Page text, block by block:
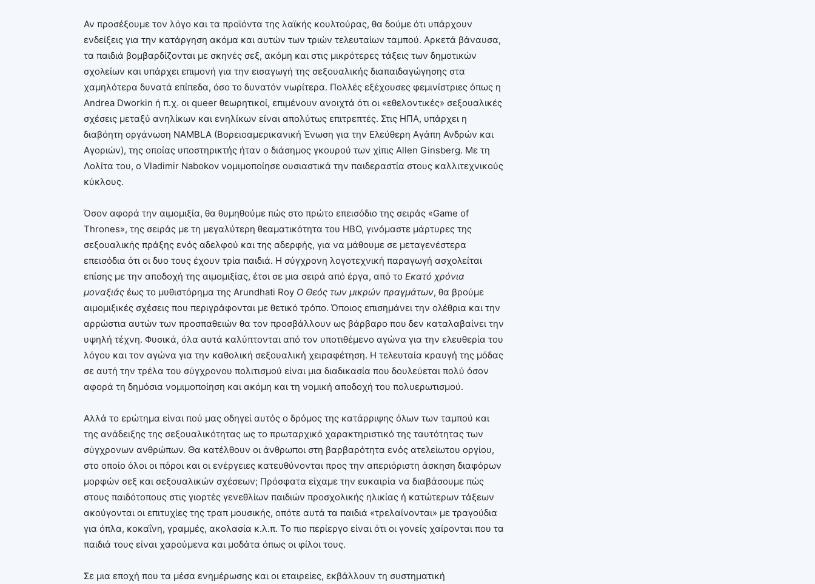
Αν προσέξουμε τον λόγο και τα προϊόντα της λαϊκής κουλτούρας, θα δούμε ότι υπάρχουν
ενδείξεις για την κατάργηση ακόμα και αυτών των τριών τελευταίων ταμπού. Αρκετά βάναυσα,
τα παιδιά βομβαρδίζονται με σκηνές σεξ, ακόμη και στις μικρότερες τάξεις των δημοτικών
σχολείων και υπάρχει επιμονή για την εισαγωγή της σεξουαλικής διαπαιδαγώγησης στα
χαμηλότερα δυνατά επίπεδα, όσο το δυνατόν νωρίτερα. Πολλές εξέχουσες φεμινίστριες όπως η
Andrea Dworkin ή π.χ. οι queer θεωρητικοί, επιμένουν ανοιχτά ότι οι «εθελοντικές» σεξουαλικές
σχέσεις μεταξύ ανηλίκων και ενηλίκων είναι απολύτως επιτρεπτές. Στις ΗΠΑ, υπάρχει η
διαβόητη οργάνωση NAMBLA (Βορειοαμερικανική Ένωση για την Ελεύθερη Αγάπη Ανδρών και
Αγοριών), της οποίας υποστηρικτής ήταν ο διάσημος γκουρού των χίπις Allen Ginsberg. Με τη
Λολίτα του, ο Vladimir Nabokov νομιμοποίησε ουσιαστικά την παιδεραστία στους καλλιτεχνικούς
κύκλους.
Όσον αφορά την αιμομιξία, θα θυμηθούμε πώς στο πρώτο επεισόδιο της σειράς «Game of
Thrones», της σειράς με τη μεγαλύτερη θεαματικότητα του HBO, γινόμαστε μάρτυρες της
σεξουαλικής πράξης ενός αδελφού και της αδερφής, για να μάθουμε σε μεταγενέστερα
επεισόδια ότι οι δυο τους έχουν τρία παιδιά. Η σύγχρονη λογοτεχνική παραγωγή ασχολείται
επίσης με την αποδοχή της αιμομιξίας, έτσι σε μια σειρά από έργα, από το Εκατό χρόνια
μοναξιάς έως το μυθιστόρημα της Arundhati Roy Ο Θεός των μικρών πραγμάτων, θα βρούμε
αιμομιξικές σχέσεις που περιγράφονται με θετικό τρόπο. Όποιος επισημάνει την ολέθρια και την
αρρώστια αυτών των προσπαθειών θα τον προσβάλλουν ως βάρβαρο που δεν καταλαβαίνει την
υψηλή τέχνη. Φυσικά, όλα αυτά καλύπτονται από τον υποτιθέμενο αγώνα για την ελευθερία του
λόγου και τον αγώνα για την καθολική σεξουαλική χειραφέτηση. Η τελευταία κραυγή της μόδας
σε αυτή την τρέλα του σύγχρονου πολιτισμού είναι μια διαδικασία που δουλεύεται πολύ όσον
αφορά τη δημόσια νομιμοποίηση και ακόμη και τη νομική αποδοχή του πολυερωτισμού.
Αλλά το ερώτημα είναι πού μας οδηγεί αυτός ο δρόμος της κατάρριψης όλων των ταμπού και
της ανάδειξης της σεξουαλικότητας ως το πρωταρχικό χαρακτηριστικό της ταυτότητας των
σύγχρονων ανθρώπων. Θα κατέλθουν οι άνθρωποι στη βαρβαρότητα ενός ατελείωτου οργίου,
στο οποίο όλοι οι πόροι και οι ενέργειες κατευθύνονται προς την απεριόριστη άσκηση διαφόρων
μορφών σεξ και σεξουαλικών σχέσεων; Πρόσφατα είχαμε την ευκαιρία να διαβάσουμε πώς
στους παιδότοπους στις γιορτές γενεθλίων παιδιών προσχολικής ηλικίας ή κατώτερων τάξεων
ακούγονται οι επιτυχίες της τραπ μουσικής, οπότε αυτά τα παιδιά «τρελαίνονται» με τραγούδια
για όπλα, κοκαΐνη, γραμμές, ακολασία κ.λ.π. Το πιο περίεργο είναι ότι οι γονείς χαίρονται που τα
παιδιά τους είναι χαρούμενα και μοδάτα όπως οι φίλοι τους.
Σε μια εποχή που τα μέσα ενημέρωσης και οι εταιρείες, εκβάλλουν τη συστηματική